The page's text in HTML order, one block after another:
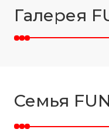
Галерея
Семья